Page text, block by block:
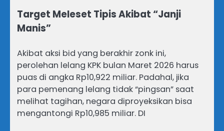
Target Meleset Tipis Akibat “Janji
Manis”
Akibat aksi bid yang berakhir zonk ini,
perolehan lelang KPK bulan Maret 2026 harus
puas di angka Rp10,922 miliar. Padahal, jika
para pemenang lelang tidak “pingsan” saat
melihat tagihan, negara diproyeksikan bisa
mengantongi Rp10,985 miliar. DI